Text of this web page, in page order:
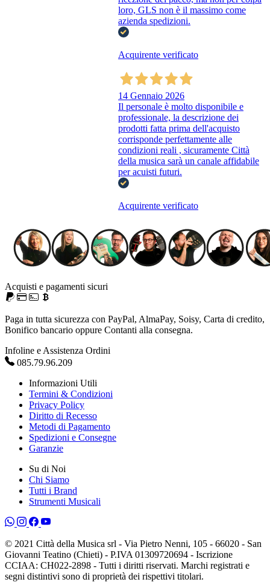
loro, GLS non è il massimo come
azienda spedizioni.
Acquirente verificato
14 Gennaio 2026
Il personale è molto disponibile e
professionale, la descrizione dei
prodotti fatta prima dell'acquisto
corrisponde perfettamente alle
condizioni reali , sicuramente Città
della musica sarà un canale affidabile
per acuisti futuri.
Acquirente verificato
Acquisti e pagamenti sicuri
Paga in tutta sicurezza con PayPal, AlmaPay, Soisy, Carta di credito,
Bonifico bancario oppure Contanti alla consegna.
Infoline e Assistenza Ordini
085.79.96.209
Informazioni Utili
Termini & Condizioni
Privacy Policy
Diritto di Recesso
Metodi di Pagamento
Spedizioni e Consegne
Garanzie
Su di Noi
Chi Siamo
Tutti i Brand
Strumenti Musicali
© 2021 Città della Musica srl - Via Pietro Nenni, 105 - 66020 - San
Giovanni Teatino (Chieti) - P.IVA 01309720694 - Iscrizione
CCIAA: CH022-2898 - Tutti i diritti riservati. Marchi registrati e
segni distintivi sono di proprietà dei rispettivi titolari.